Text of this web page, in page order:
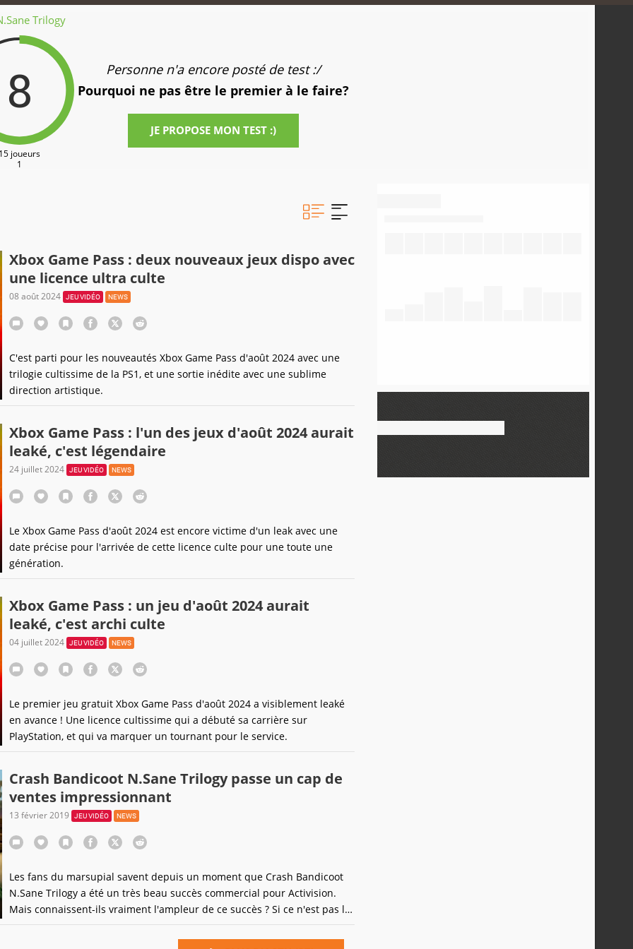
Trilogy
8
joueurs
1
Personne n'a encore posté de test :/
Pourquoi ne pas être le premier à le faire?
JE PROPOSE MON TEST :)
Xbox Game Pass : deux nouveaux jeux dispo avec
une licence ultra culte
08 août 2024 JEU VIDÉO NEWS
C'est parti pour les nouveautés Xbox Game Pass d'août 2024 avec une
trilogie cultissime de la PS1, et une sortie inédite avec une sublime
direction artistique.
Xbox Game Pass : l'un des jeux d'août 2024 aurait
leaké, c'est légendaire
24 juillet 2024 JEU VIDÉO NEWS
Le Xbox Game Pass d'août 2024 est encore victime d'un leak avec une
date précise pour l'arrivée de cette licence culte pour une toute une
génération.
Xbox Game Pass : un jeu d'août 2024 aurait
leaké, c'est archi culte
04 juillet 2024 JEU VIDÉO NEWS
Le premier jeu gratuit Xbox Game Pass d'août 2024 a visiblement leaké
en avance ! Une licence cultissime qui a débuté sa carrière sur
PlayStation, et qui va marquer un tournant pour le service.
Crash Bandicoot N.Sane Trilogy passe un cap de
ventes impressionnant
13 février 2019 JEU VIDÉO NEWS
Les fans du marsupial savent depuis un moment que Crash Bandicoot
N.Sane Trilogy a été un très beau succès commercial pour Activision.
Mais connaissent-ils vraiment l'ampleur de ce succès ? Si ce n'est pas le
cas cela tombe bien, l'éditeur américain vient de faire un point sur ses